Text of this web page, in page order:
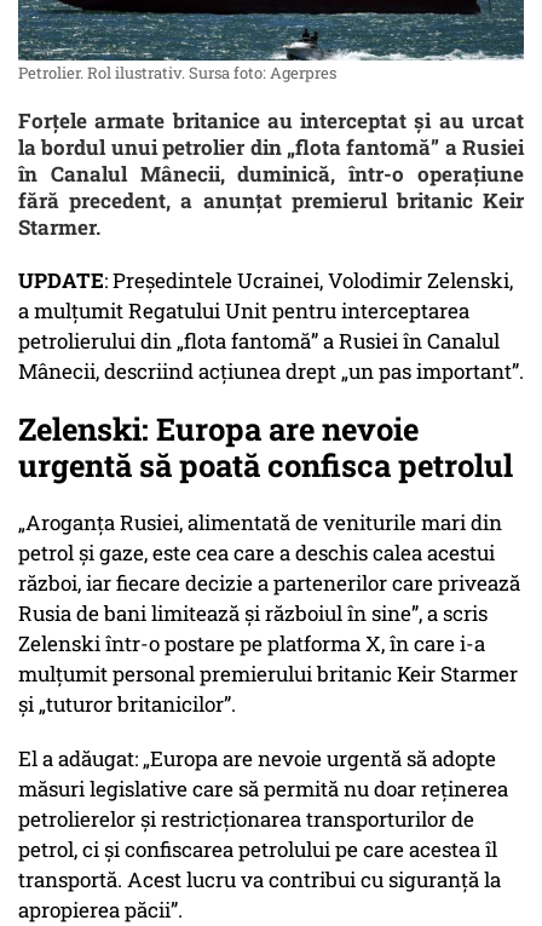
Petrolier. Rol ilustrativ. Sursa foto: Agerpres
Forțele armate britanice au interceptat și au urcat
la bordul unui petrolier din „flota fantomă” a Rusiei
în Canalul Mânecii, duminică, într-o operațiune
fără precedent, a anunțat premierul britanic Keir
Starmer.
UPDATE: Președintele Ucrainei, Volodimir Zelenski,
a mulțumit Regatului Unit pentru interceptarea
petrolierului din „flota fantomă” a Rusiei în Canalul
Mânecii, descriind acțiunea drept „un pas important”.
Zelenski: Europa are nevoie
urgentă să poată confisca petrolul
„Aroganța Rusiei, alimentată de veniturile mari din
petrol și gaze, este cea care a deschis calea acestui
război, iar fiecare decizie a partenerilor care privează
Rusia de bani limitează și războiul în sine”, a scris
Zelenski într-o postare pe platforma X, în care i-a
mulțumit personal premierului britanic Keir Starmer
și „tuturor britanicilor”.
El a adăugat: „Europa are nevoie urgentă să adopte
măsuri legislative care să permită nu doar reținerea
petrolierelor și restricționarea transporturilor de
petrol, ci și confiscarea petrolului pe care acestea îl
transportă. Acest lucru va contribui cu siguranță la
apropierea păcii”.